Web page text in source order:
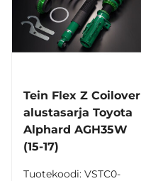
Tein Flex Z Coilover
alustasarja Toyota
Alphard AGH35W
(15-17)
Tuotekoodi: VSTC0-